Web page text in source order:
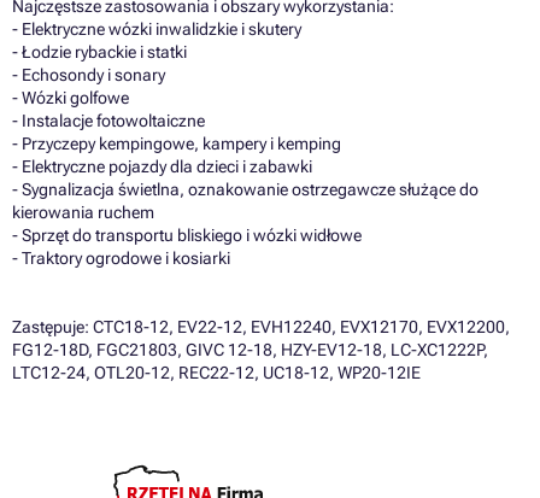
Najczęstsze zastosowania i obszary wykorzystania:
- Elektryczne wózki inwalidzkie i skutery
- Łodzie rybackie i statki
- Echosondy i sonary
- Wózki golfowe
- Instalacje fotowoltaiczne
- Przyczepy kempingowe, kampery i kemping
- Elektryczne pojazdy dla dzieci i zabawki
- Sygnalizacja świetlna, oznakowanie ostrzegawcze służące do
kierowania ruchem
- Sprzęt do transportu bliskiego i wózki widłowe
- Traktory ogrodowe i kosiarki
Zastępuje: CTC18-12, EV22-12, EVH12240, EVX12170, EVX12200,
FG12-18D, FGC21803, GIVC 12-18, HZY-EV12-18, LC-XC1222P,
LTC12-24, OTL20-12, REC22-12, UC18-12, WP20-12IE